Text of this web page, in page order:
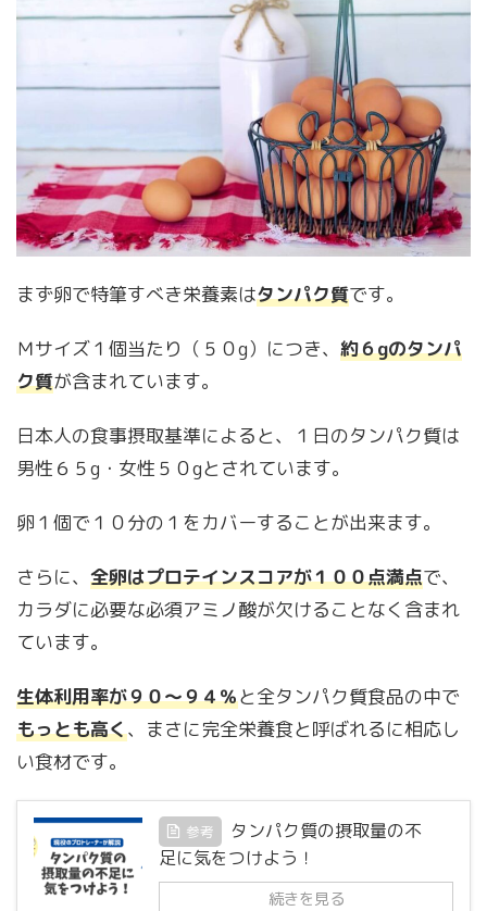
まず卵で特筆すべき栄養素はタンパク質です。
Ｍサイズ１個当たり（５０g）につき、 約６gのタンパ
ク質が含まれています。
日本人の食事摂取基準によると、１日のタンパク質は
男性６５g・女性５０gとされています。
卵１個で１０分の１をカバーすることが出来ます。
さらに、 全卵はプロテインスコアが１００点満点で、
カラダに必要な必須アミノ酸が欠けることなく含まれ
ています。
生体利用率が９０～９４％と全タンパク質食品の中で
もっとも高く、まさに完全栄養食と呼ばれるに相応し
い食材です。
参考
タンパク質の摂取量の不
足に気をつけよう！
続きを見る